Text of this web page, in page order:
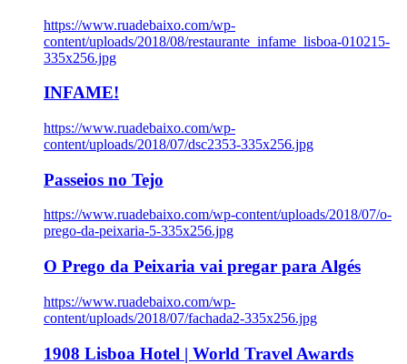
https://www.ruadebaixo.com/wp-
content/uploads/2018/08/restaurante_infame_lisboa-010215-
335x256.jpg
INFAME!
https://www.ruadebaixo.com/wp-
content/uploads/2018/07/dsc2353-335x256.jpg
Passeios no Tejo
https://www.ruadebaixo.com/wp-content/uploads/2018/07/o-
prego-da-peixaria-5-335x256.jpg
O Prego da Peixaria vai pregar para Algés
https://www.ruadebaixo.com/wp-
content/uploads/2018/07/fachada2-335x256.jpg
1908 Lisboa Hotel | World Travel Awards